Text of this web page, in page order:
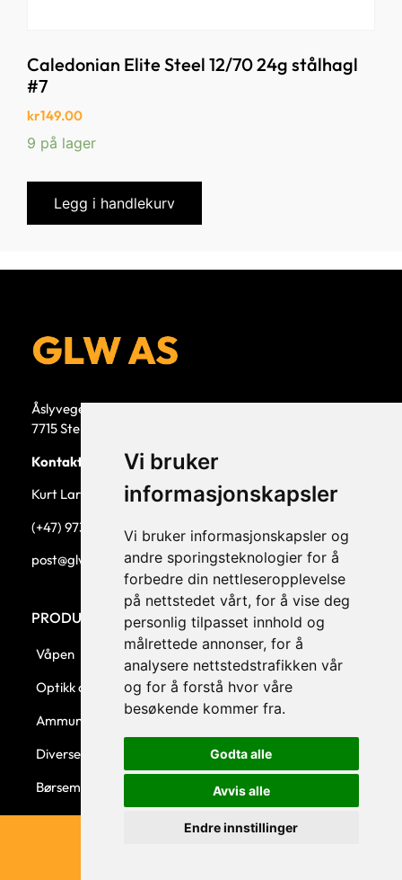
Vi bruker
informasjonskapsler
Vi bruker informasjonskapsler og
andre sporingsteknologier for å
forbedre din nettleseropplevelse
på nettstedet vårt, for å vise deg
personlig tilpasset innhold og
målrettede annonser, for å
analysere nettstedstrafikken vår
og for å forstå hvor våre
besøkende kommer fra.
Godta alle
Avvis alle
Endre innstillinger
Caledonian Elite Steel 12/70 24g stålhagl
#7
kr149.00
9 på lager
Legg i handlekurv
Åslyvegen 5b
7715 Steinkjer
Kontaktperson
Kurt Larsen, daglig leder.
(+47) 973 33 332
post@glw.no
PRODUKTKATEGORIER
Våpen
Optikk og montasjer
Ammunisjon
Diverse
Børsemaker